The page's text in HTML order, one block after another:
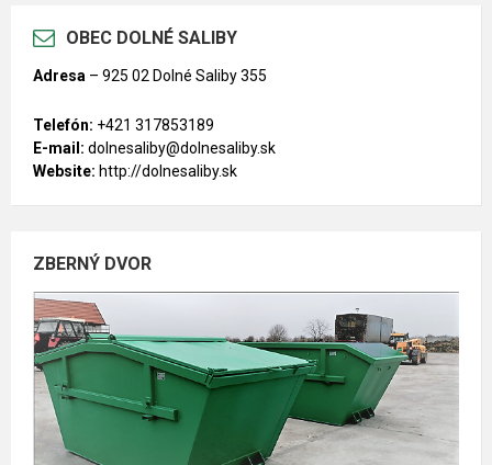
OBEC DOLNÉ SALIBY
Adresa – 925 02 Dolné Saliby 355
Telefón: +421 317853189
E-mail: dolnesaliby@dolnesaliby.sk
Website: http://dolnesaliby.sk
ZBERNÝ DVOR